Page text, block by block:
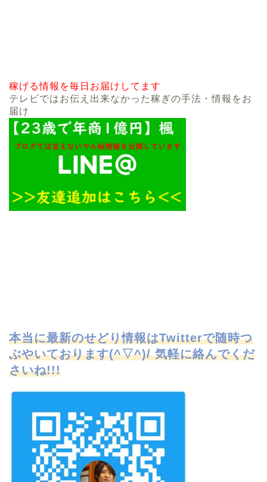
稼げる情報を毎日お届けしてます
テレビではお伝え出来なかった稼ぎの手法・情報をお
届け
本当に最新のせどり情報はTwitterで随時つ
ぶやいております(^▽^)/ 気軽に絡んでくだ
さいね!!!